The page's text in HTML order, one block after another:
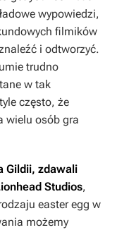
wypowiedzi,
filmików
i odtworzyć.
trudno
w tak
często, że
wielu osób gra
Gildii, zdawali
Studios,
easter egg w
możemy